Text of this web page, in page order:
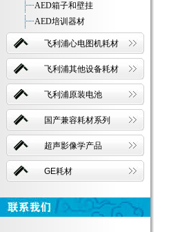
AED箱子和壁挂
AED培训器材
飞利浦心电图机耗材
飞利浦其他设备耗材
飞利浦原装电池
国产兼容耗材系列
超声影像学产品
GE耗材